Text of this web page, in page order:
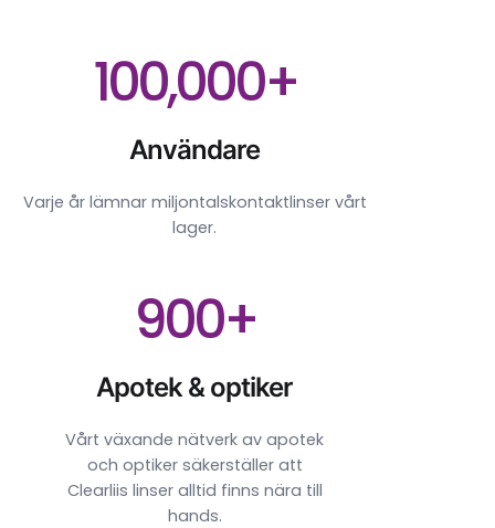
100,000+
Användare
Varje år lämnar miljontalskontaktlinser vårt
lager.
900+
Apotek & optiker
Vårt växande nätverk av apotek
och optiker säkerställer att
Clearliis linser alltid finns nära till
hands.